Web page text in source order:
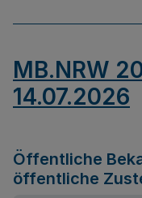
MB.NRW
14.07.2026
Öffentliche
öffentliche